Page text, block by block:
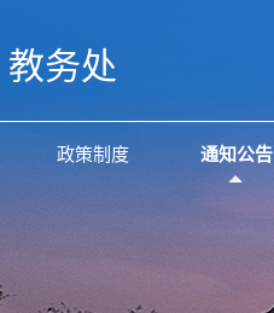
教务处
政策制度 通知公告